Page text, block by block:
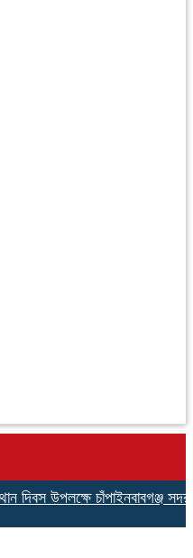
উপলক্ষে চাঁপাইনবাবগঞ্জ সদর